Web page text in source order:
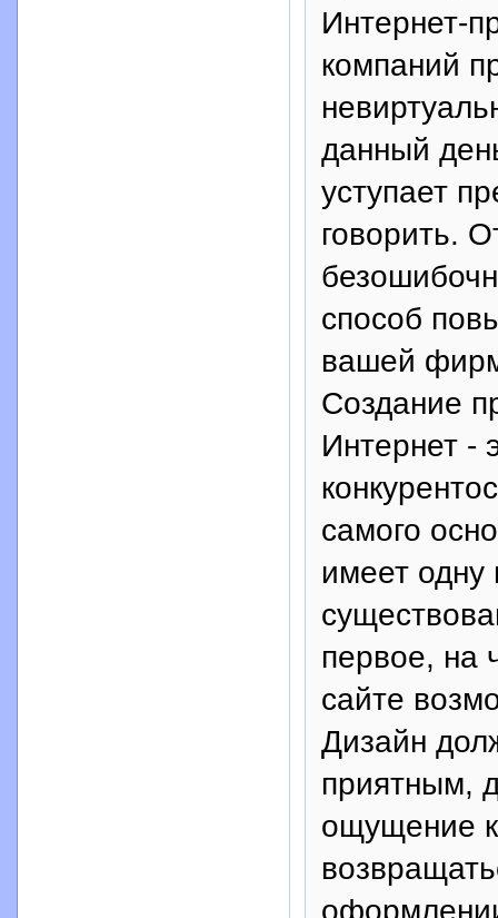
Интернет-
компаний
данный
уступает
говорить.
способ
вашей
Создание
Интернет -
самого
имеет одну
первое, на
сайте
Дизайн
приятным,
ощущение